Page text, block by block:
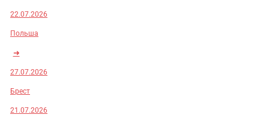
22.07.2026
Польша
➜
27.07.2026
Брест
21.07.2026